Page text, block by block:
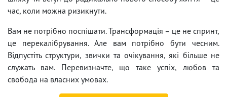
час, коли можна ризикнути.
Вам не потрібно поспішати. Трансформація – це не спринт,
це перекалібрування. Але вам потрібно бути чесним.
Відпустіть структури, звички та очікування, які більше не
служать вам. Перевизначте, що таке успіх, любов та
свобода на власних умовах.